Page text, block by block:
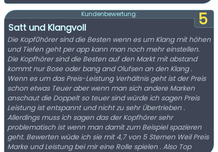
5
Kundenbewertung:
Satt und Klangvoll
Die Kopf0hörer sind die Besten wenn es um Klang mit höhen
und Tiefen geht per app kann man noch mehr einstellen.
Die Kopfhörer sind die Besten auf den Markt mit abstand
kommt nur Bose oder bang and Olufsen an den Klang .
Wenn es um das Preis-Leistung Verhältnis geht ist der Preis
schon etwas Teuer aber wenn man sich andere Marken
anschaut die Doppelt so teuer sind würde ich sagen Preis
Leistung ist entspannt und nicht zu sehr Übertrieben .
Allerdings muss ich sagen das der Kopfhörer sehr
problematisch ist wenn man damit zum Beispiel spazieren
geht. Bewerten wüde ich sie mit 4,7 von 5 Sternen Weil Preis
Marke und Leistung bei mir eine Rolle spielen . Also Top